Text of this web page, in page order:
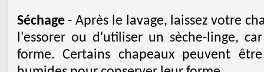
Séchage- Après le lavage, laissez votre
l'essorer ou d'utiliser un sèche-linge,
forme. Certains chapeaux peuvent